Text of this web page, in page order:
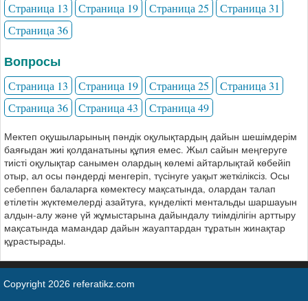
Страница 13 Страница 19 Страница 25
Страница 31
Страница 36
Вопросы
Страница 13 Страница 19 Страница 25
Страница 31
Страница 36
Страница 43 Страница 49
Мектеп оқушыларының пәндік оқулықтардың дайын шешімдерім
баяғыдан жиі қолданатыны құпия емес. Жыл сайын меңгеруге
тиісті оқулықтар санымен олардың көлемі айтарлықтай көбейіп
отыр, ал осы пәндерді менгеріп, түсінуге уақыт жеткіліксіз. Осы
себеппен балаларға көмектесу мақсатында, олардан талап
етілетін жүктемелерді азайтуға, күнделікті ментальды шаршауын
алдын-алу және үй жұмыстарына дайындалу тиімділігін арттыру
мақсатында мамандар дайын жауаптардан тұратын жинақтар
құрастырады.
Copyright 2026 referatikz.com